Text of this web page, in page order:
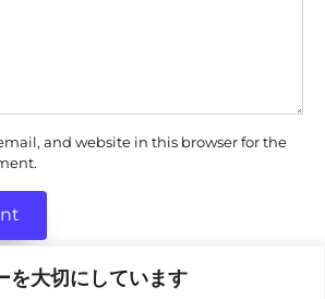
を大切にしています
and website in this browser for the